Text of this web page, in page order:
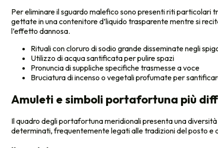
Per eliminare il sguardo malefico sono presenti riti particolari
gettate in una contenitore d’liquido trasparente mentre si
l’effetto dannosa.
Rituali con cloruro di sodio grande disseminate negli
Utilizzo di acqua santificata per pulire spazi
Pronuncia di suppliche specifiche trasmesse a voce
Bruciatura di incenso o vegetali profumate per
Amuleti e simboli portafortuna più
Il quadro degli portafortuna meridionali presenta una
determinati, frequentemente legati alle tradizioni del posto e